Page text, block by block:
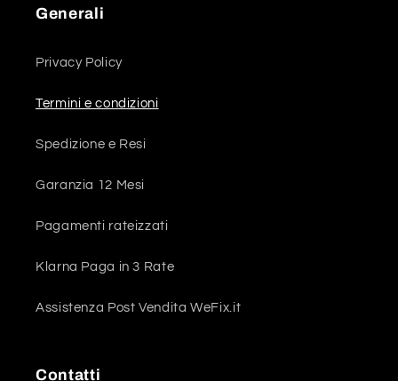
Generali
Privacy Policy
Termini e condizioni
Spedizione e Resi
Garanzia 12 Mesi
Pagamenti rateizzati
Klarna Paga in 3 Rate
Assistenza Post Vendita WeFix.it
Contatti